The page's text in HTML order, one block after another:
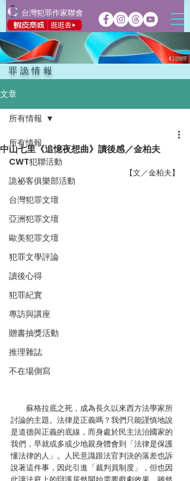
台灣犯罪作家聯會
罪詭情報
文章
所有情報
CWT犯聯活動
詭祕客俱樂部活動
台灣犯罪文壇
亞洲犯罪文壇
歐美犯罪文壇
犯罪文學評論
讀後心得
犯罪紀實
專訪與講座
贈書抽獎活動
推理雜誌
不在場側寫
所有情報
中山七里《追憶夜想曲》讀後感／金柏夫
【文／金柏夫】
蘇格拉底之死，成為長久以來西方法學家所
討論的主題。法律是正義嗎？我們只能謹慎地說
是道德與正義的底線，而身處於民主法治國家的
我們，早就或多或少地親身體會到「法律是保護
懂法律的人」。人民意識跟法官判決的落差也訴
說著這件事，因此引進「裁判員制度」，但也因